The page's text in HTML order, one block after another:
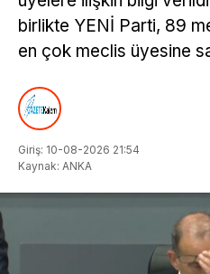
birlikte YENİ Parti, 89
en çok meclis üyesine
Giriş: 10-08-2026 21:54
Kaynak: ANKA